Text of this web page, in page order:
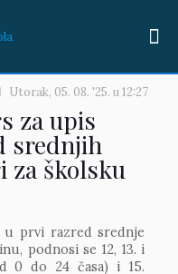
Utorak, 05. 08. '25. u12:27
za upis
srednjih
za školsku
u prvi razred srednje
podnosi se 12, 13. i
0 do 24 časa) i 15.